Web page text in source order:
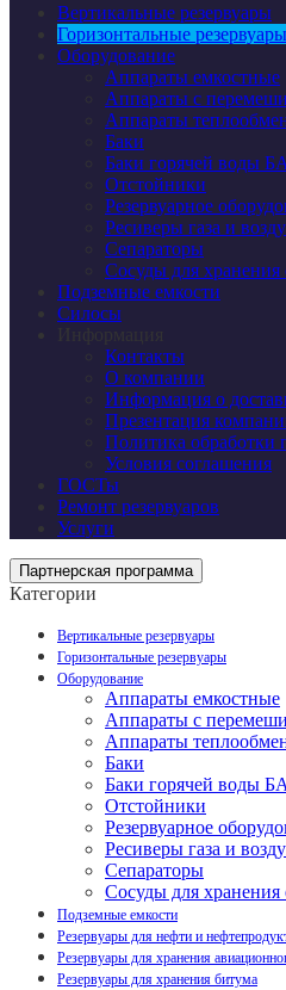
Вертикальные резервуары
Горизонтальные резервуары
Оборудование
Аппараты емкостные
Аппараты с
Аппараты
Баки
Баки горячей воды
Отстойники
Резервуарное
Ресиверы газа и
Сепараторы
Сосуды для
Подземные емкости
Силосы
Контакты
О компании
Информация о
Презентация
Политика обработки
Условия соглашения
ГОСТы
Ремонт резервуаров
Услуги
Партнерская программа
Категории
Вертикальные резервуары
Горизонтальные резервуары
Оборудование
Аппараты емкостные
Аппараты с
Аппараты
Баки
Баки горячей воды
Отстойники
Резервуарное
Ресиверы газа и
Сепараторы
Сосуды для
Подземные емкости
Резервуары для нефти и
Резервуары для хранения
Резервуары для хранения битума